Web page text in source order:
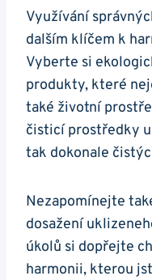
Využívání
dalším klíčem k
Vyberte si
produkty, které
také životní
čisticí prostředky
tak dokonale
Nezapomínejte
dosažení
úkolů si dopřejte
harmonii, kterou